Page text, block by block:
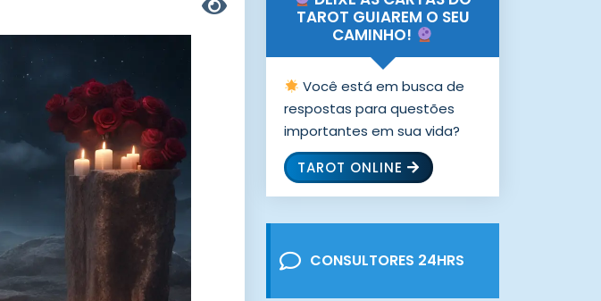
TAROT GUIAREM O SEU
CAMINHO!
Você está em busca de
respostas para questões
importantes em sua vida?
TAROT ONLINE
CONSULTORES 24HRS